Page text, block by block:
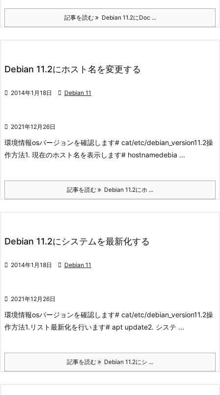
記事を読む Debian 11.2にDoc ...
Debian 11.2にホスト名を変更する
 2014年1月18日  Debian 11
 2021年12月26日
環境情報osバージョンを確認します# cat/etc/debian_version11.2操
作方法1. 現在のホスト名を表示します# hostnamedebia ...
記事を読む Debian 11.2にホ ...
Debian 11.2にシステムを最新化する
 2014年1月18日  Debian 11
 2021年12月26日
環境情報osバージョンを確認します# cat/etc/debian_version11.2操
作方法1.リスト最新化を行います# apt update2. システ ...
記事を読む Debian 11.2にシ ...